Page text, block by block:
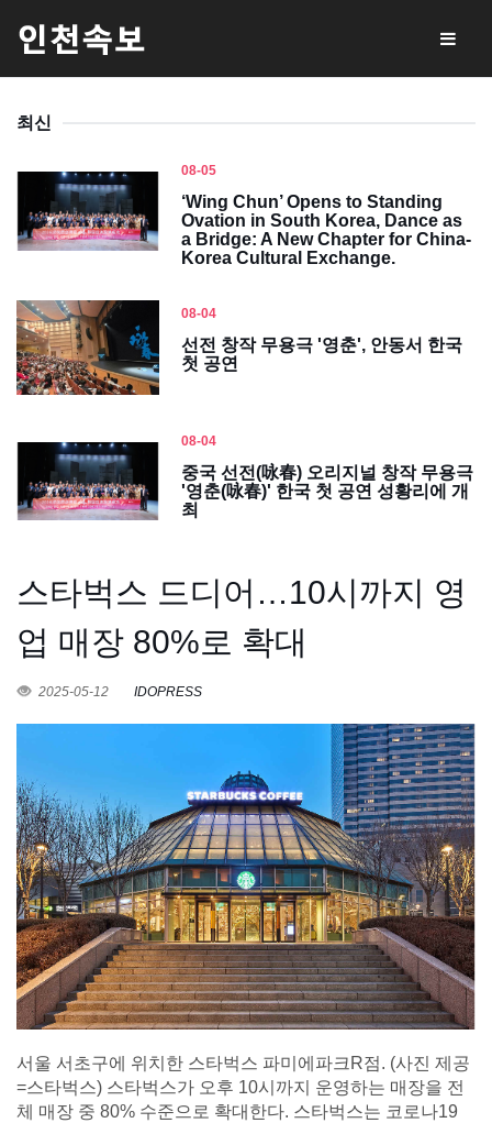
최신
08-05
‘Wing Chun’ Opens to Standing
Ovation in South Korea, Dance as
a Bridge: A New Chapter for China-
Korea Cultural Exchange.
08-04
선전 창작 무용극 '영춘', 안동서 한국
첫 공연
08-04
중국 선전(咏春) 오리지널 창작 무용극
'영춘(咏春)' 한국 첫 공연 성황리에 개
최
스타벅스 드디어…10시까지 영
업 매장 80%로 확대
2025-05-12 IDOPRESS
서울 서초구에 위치한 스타벅스 파미에파크R점. (사진 제공
=스타벅스) 스타벅스가 오후 10시까지 운영하는 매장을 전
체 매장 중 80% 수준으로 확대한다. 스타벅스는 코로나19